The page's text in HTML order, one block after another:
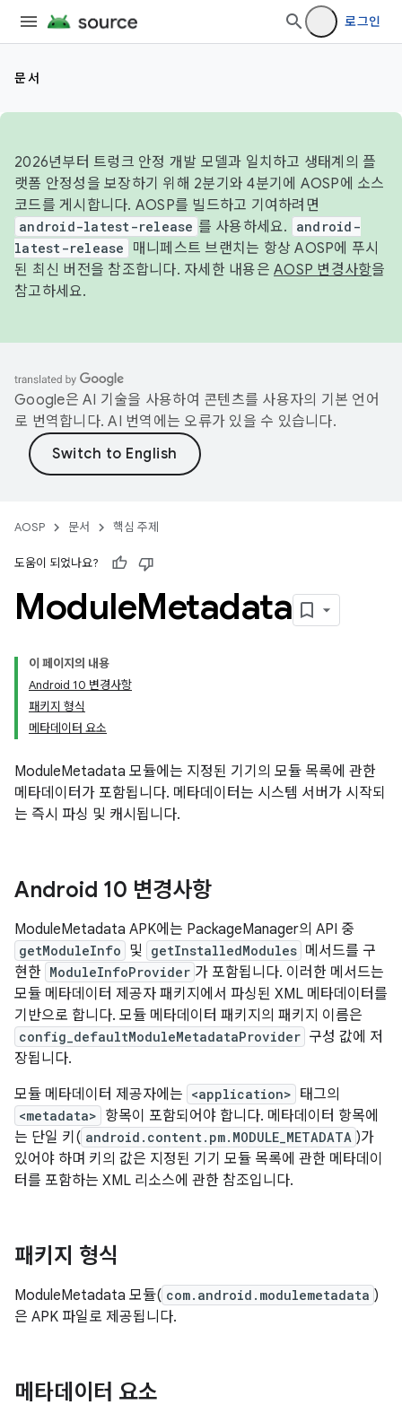
로그인
문서
2026년부터 트렁크 안정 개발 모델과 일치하고 생태계의 플
랫폼 안정성을 보장하기 위해 2분기와 4분기에 AOSP에 소스
코드를 게시합니다. AOSP를 빌드하고 기여하려면
android-latest-release 를 사용하세요.
android-
latest-release
매니페스트 브랜치는 항상 AOSP에 푸시
된 최신 버전을 참조합니다. 자세한 내용은 AOSP 변경사항을
참고하세요.
Google은 AI 기술을 사용하여 콘텐츠를 사용자의 기본 언어
로 번역합니다. AI 번역에는 오류가 있을 수 있습니다.
AOSP 문서 핵심 주제
도움이 되었나요?
ModuleMetadata
이 페이지의 내용
Android 10 변경사항
패키지 형식
메타데이터 요소
ModuleMetadata 모듈에는 지정된 기기의 모듈 목록에 관한
메타데이터가 포함됩니다. 메타데이터는 시스템 서버가 시작되
는 즉시 파싱 및 캐시됩니다.
Android 10 변경사항
ModuleMetadata APK에는 PackageManager의 API 중
getModuleInfo 및 getInstalledModules 메서드를 구
현한 ModuleInfoProvider 가 포함됩니다. 이러한 메서드는
모듈 메타데이터 제공자 패키지에서 파싱된 XML 메타데이터를
기반으로 합니다. 모듈 메타데이터 패키지의 패키지 이름은
config_defaultModuleMetadataProvider 구성 값에 저
장됩니다.
모듈 메타데이터 제공자에는 <application> 태그의
<metadata> 항목이 포함되어야 합니다. 메타데이터 항목에
는 단일 키( android.content.pm.MODULE_METADATA )가
있어야 하며 키의 값은 지정된 기기 모듈 목록에 관한 메타데이
터를 포함하는 XML 리소스에 관한 참조입니다.
패키지 형식
ModuleMetadata 모듈( com.android.modulemetadata )
은 APK 파일로 제공됩니다.
메타데이터 요소